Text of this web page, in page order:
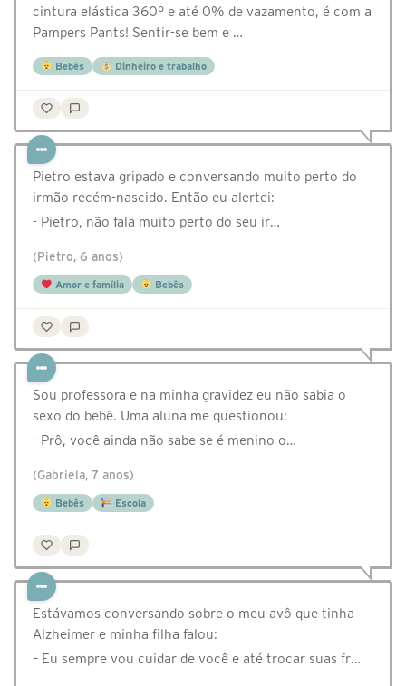
cintura elástica 360° e até 0% de vazamento, é com a
Pampers Pants! Sentir-se bem e …
Bebês Dinheiro e trabalho
Pietro estava gripado e conversando muito perto do
irmão recém-nascido. Então eu alertei:
- Pietro, não fala muito perto do seu ir…
(Pietro, 6 anos)
Amor e família Bebês
Sou professora e na minha gravidez eu não sabia o
sexo do bebê. Uma aluna me questionou:
- Prô, você ainda não sabe se é menino o…
(Gabriela, 7 anos)
Bebês Escola
Estávamos conversando sobre o meu avô que tinha
Alzheimer e minha filha falou:
– Eu sempre vou cuidar de você e até trocar suas fr…